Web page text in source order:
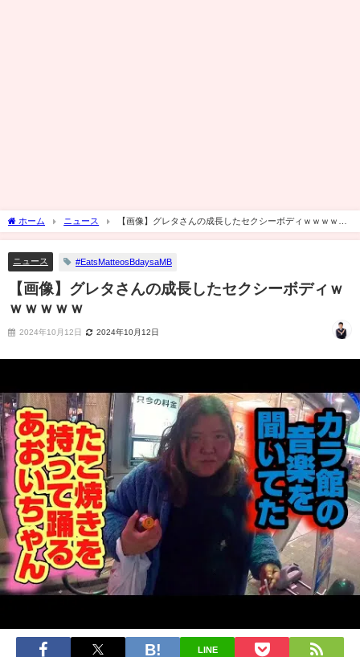
ホーム ニュース
【画像】グレタさんの成長したセクシーボディｗｗｗｗｗ
ｗ
ニュース #EatsMatteosBdaysaMB
【画像】グレタさんの成長したセクシーボディｗ
ｗｗｗｗｗ
2024年10月12日 2024年10月12日
LINE